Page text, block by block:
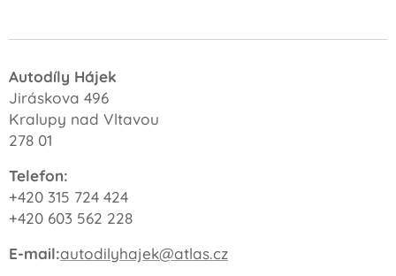
Autodíly Hájek
Jiráskova 496
Kralupy nad Vltavou
278 01
Telefon:
+420 315 724 424
+420 603 562 228
E-mail:autodilyhajek@atlas.cz